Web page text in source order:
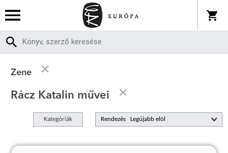
Zene
Rácz Katalin művei
Kategóriák Rendezés